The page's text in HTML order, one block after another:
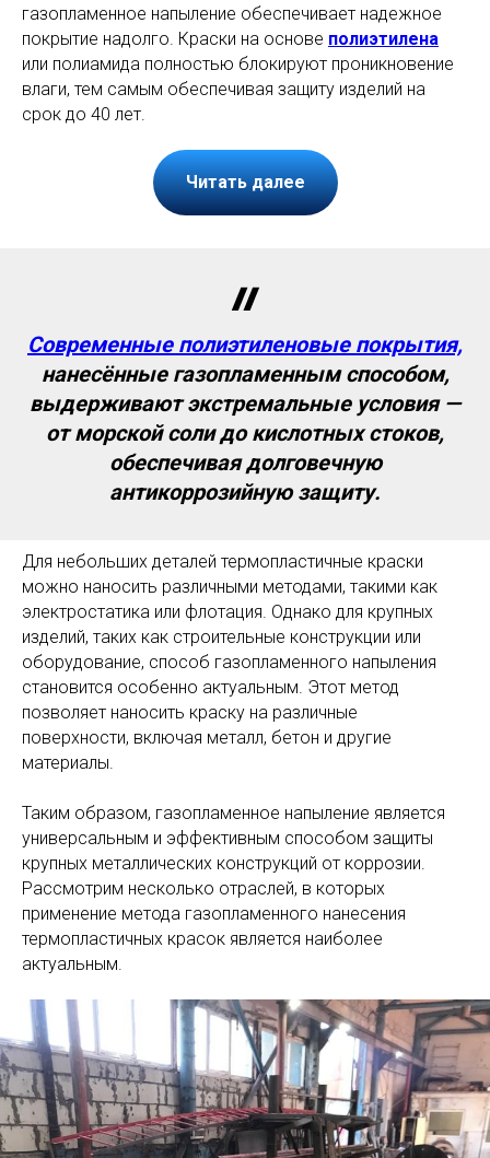
газопламенное напыление обеспечивает надежное
покрытие надолго. Краски на основе полиэтилена
или полиамида полностью блокируют проникновение
влаги, тем самым обеспечивая защиту изделий на
срок до 40 лет.
Читать далее
Современные полиэтиленовые покрытия,
нанесённые газопламенным способом,
выдерживают экстремальные условия —
от морской соли до кислотных стоков,
обеспечивая долговечную
антикоррозийную защиту.
Для небольших деталей термопластичные краски
можно наносить различными методами, такими как
электростатика или флотация. Однако для крупных
изделий, таких как строительные конструкции или
оборудование, способ газопламенного напыления
становится особенно актуальным. Этот метод
позволяет наносить краску на различные
поверхности, включая металл, бетон и другие
материалы.
Таким образом, газопламенное напыление является
универсальным и эффективным способом защиты
крупных металлических конструкций от коррозии.
Рассмотрим несколько отраслей, в которых
применение метода газопламенного нанесения
термопластичных красок является наиболее
актуальным.